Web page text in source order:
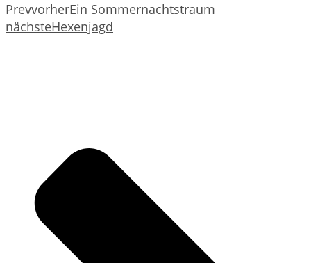
PrevvorherEin Sommernachtstraum
nächsteHexenjagd